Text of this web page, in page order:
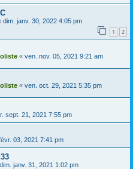
dim. janv. 30, 2022 4:05 pm
1 2
« ven. nov. 05, 2021 9:21 am
« ven. oct. 29, 2021 5:35 pm
sept. 21, 2021 7:55 pm
03, 2021 7:41 pm
dim. janv. 31, 2021 1:02 pm